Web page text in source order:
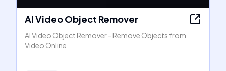
AI Video Object Remover
AI Video Object Remover - Remove Objects from
Video Online